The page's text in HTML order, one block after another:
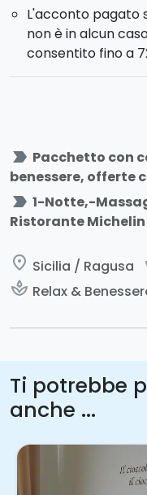
L'acconto pagato
non è in alcun
consentito fino a
label_important Pacchetto con
benessere, offerte
label_important 1-Notte,-
Ristorante Michelin
place Sicilia / Ragusa
spa Relax &
Ti potrebbe
anche ...